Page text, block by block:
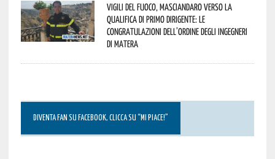
Vigili del Fuoco, Masciandaro verso la
qualifica di Primo Dirigente: le
congratulazioni dell’Ordine degli Ingegneri
di Matera
DIVENTA FAN SU FACEBOOK, CLICCA SU “MI PIACE!”